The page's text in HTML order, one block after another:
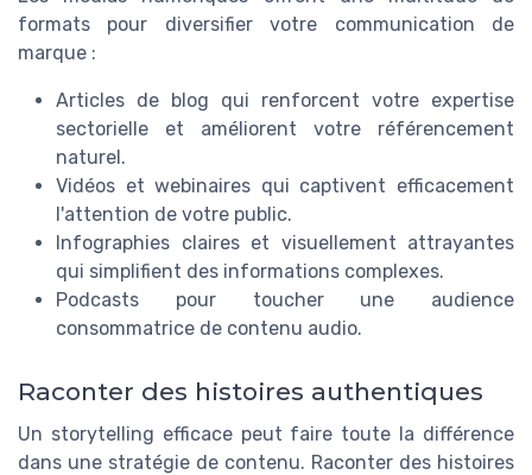
formats pour diversifier votre communication de
marque :
Articles de blog qui renforcent votre expertise
sectorielle et améliorent votre référencement
naturel.
Vidéos et webinaires qui captivent efficacement
l'attention de votre public.
Infographies claires et visuellement attrayantes
qui simplifient des informations complexes.
Podcasts pour toucher une audience
consommatrice de contenu audio.
Raconter des histoires authentiques
Un storytelling efficace peut faire toute la différence
dans une stratégie de contenu. Raconter des histoires